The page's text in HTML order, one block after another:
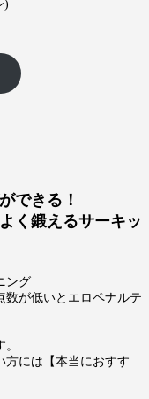
)
できる！
く鍛えるサーキッ
ング
数が低いとエロペナルテ
方には【本当におすす